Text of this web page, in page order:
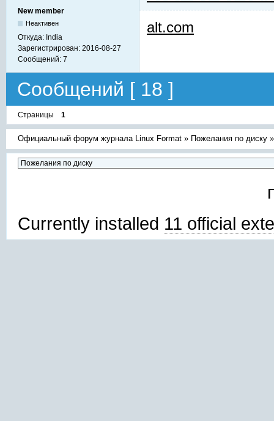
New member
Неактивен
Откуда: India
Зарегистрирован: 2016-08-27
Сообщений: 7
alt.com
Сообщений [ 18 ]
Страницы 1
Официальный форум журнала Linux Format » Пожелания по диску
Currently installed 11 official